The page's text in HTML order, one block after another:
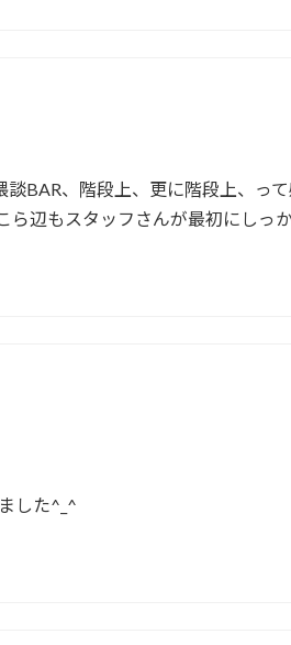
談BAR、階段上、更に階段上、っ
ら辺もスタッフさんが最初にしっ
した^_^